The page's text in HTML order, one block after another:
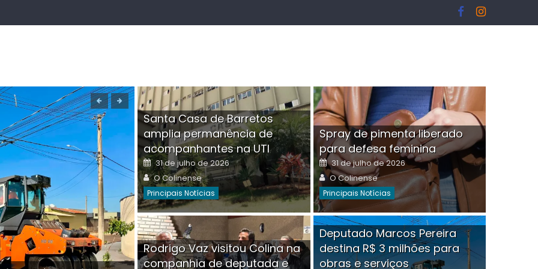
Boutique na Av. Ângelo Martins Tristão é
invadida por criminoso mascarado
Posted
30 de julho de 2026 Author
O Colinense Comment(0)
Santa Casa de Barretos
amplia permanência de
acompanhantes na UTI
Posted
on
31 de julho de 2026
Author
O Colinense
Principais Notícias
Spray de pimenta liberado
para defesa feminina
Posted
on
31 de julho de 2026
Author
O Colinense
Principais Notícias
Rodrigo Vaz visitou Colina na
companhia de deputada e
Deputado Marcos Pereira
destina R$ 3 milhões para
obras e serviços